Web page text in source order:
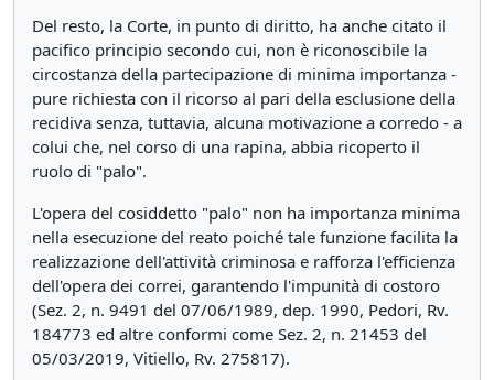
Del resto, la Corte, in punto di diritto, ha anche citato il
pacifico principio secondo cui, non è riconoscibile la
circostanza della partecipazione di minima importanza -
pure richiesta con il ricorso al pari della esclusione della
recidiva senza, tuttavia, alcuna motivazione a corredo - a
colui che, nel corso di una rapina, abbia ricoperto il
ruolo di "palo".
L'opera del cosiddetto "palo" non ha importanza minima
nella esecuzione del reato poiché tale funzione facilita la
realizzazione dell'attività criminosa e rafforza l'efficienza
dell'opera dei correi, garantendo l'impunità di costoro
(Sez. 2, n. 9491 del 07/06/1989, dep. 1990, Pedori, Rv.
184773 ed altre conformi come Sez. 2, n. 21453 del
05/03/2019, Vitiello, Rv. 275817).